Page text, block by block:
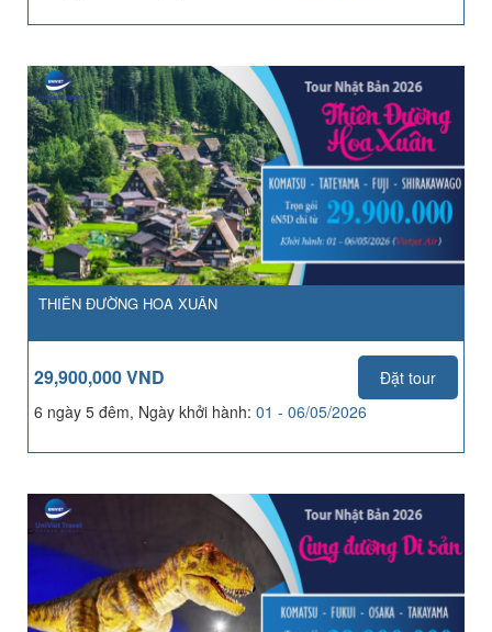
THIÊN ĐƯỜNG HOA XUÂN
29,900,000 VND
Đặt tour
6 ngày 5 đêm, Ngày khởi hành: 01 - 06/05/2026